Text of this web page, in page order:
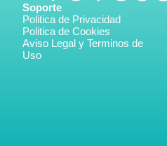
Soporte
Politica de Privacidad
Politica de Cookies
Aviso Legal y Terminos de
Uso